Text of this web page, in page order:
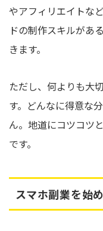
やアフィリエイトな
ドの制作スキルがあ
きます。
ただし、何よりも大
す。どんなに得意な
ん。地道にコツコツ
です。
スマホ副業を始